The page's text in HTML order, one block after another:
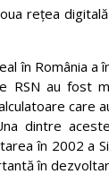
rețea
în România a
RSN au fost
care
dintre
în 2002
în